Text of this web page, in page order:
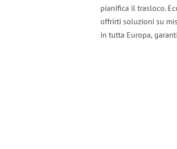
pianifica il trasloco.
offrirti soluzioni su
in tutta Europa,